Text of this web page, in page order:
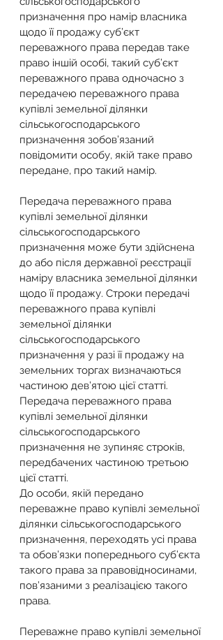
призначення про намір власника
щодо її продажу суб’єкт
переважного права передав таке
право іншій особі, такий суб’єкт
переважного права одночасно з
передачею переважного права
купівлі земельної ділянки
сільськогосподарського
призначення зобов’язаний
повідомити особу, якій таке право
передане, про такий намір.
Передача переважного права
купівлі земельної ділянки
сільськогосподарського
призначення може бути здійснена
до або після державної реєстрації
наміру власника земельної ділянки
щодо її продажу. Строки передачі
переважного права купівлі
земельної ділянки
сільськогосподарського
призначення у разі її продажу на
земельних торгах визначаються
частиною дев’ятою цієї статті.
Передача переважного права
купівлі земельної ділянки
сільськогосподарського
призначення не зупиняє строків,
передбачених частиною третьою
цієї статті.
До особи, якій передано
переважне право купівлі земельної
ділянки сільськогосподарського
призначення, переходять усі права
та обов’язки попереднього суб’єкта
такого права за правовідносинами,
пов’язаними з реалізацією такого
права.
Переважне право купівлі земельної